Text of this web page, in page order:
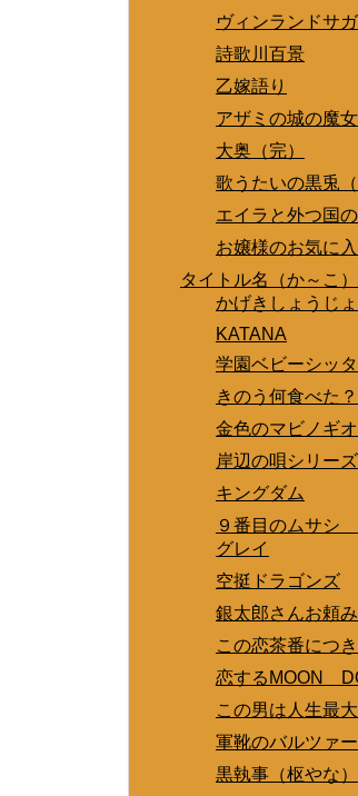
ヴィンランドサガ
詩歌川百景
乙嫁語り
アザミの城の魔女
大奥（完）
歌うたいの黒兎（
エイラと外つ国の
お嬢様のお気に入
タイトル名（か～こ
かげきしょうじょ
KATANA
学園ベビーシッ
きのう何食べた？
金色のマビノギ
岸辺の唄シリーズ
キングダム
９番目のムサシ
グレイ
空挺ドラゴンズ
銀太郎さんお頼
この恋茶番につ
恋するMOON
この男は人生最
軍靴のバルツァー
黒執事（枢やな）